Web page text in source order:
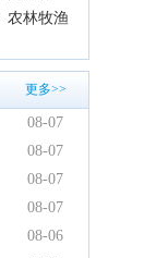
农林牧渔
更多>>
08-07
08-07
08-07
08-07
08-06